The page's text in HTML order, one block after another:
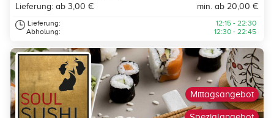
Lieferung: ab 3,00 €
min. ab 20,00 €
Lieferung:
Abholung:
12:15 - 22:30
12:30 - 22:45
Mittagsangebot